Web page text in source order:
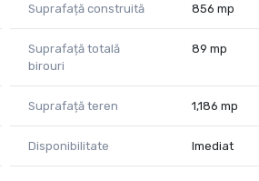
Suprafață construită 856 mp
Suprafață totală
birouri
89 mp
Suprafață teren 1,186 mp
Disponibilitate Imediat